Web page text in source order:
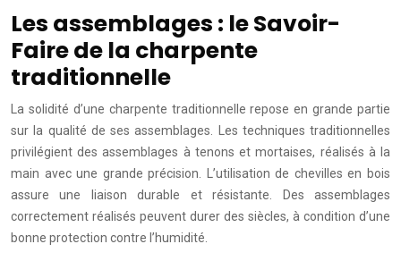
Les assemblages : le Savoir-
Faire de la charpente
traditionnelle
La solidité d’une charpente traditionnelle repose en grande partie
sur la qualité de ses assemblages. Les techniques traditionnelles
privilégient des assemblages à tenons et mortaises, réalisés à la
main avec une grande précision. L’utilisation de chevilles en bois
assure une liaison durable et résistante. Des assemblages
correctement réalisés peuvent durer des siècles, à condition d’une
bonne protection contre l’humidité.